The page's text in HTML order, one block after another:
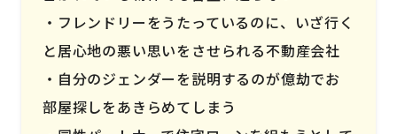
フレンドリーをうたっているのに、いざ行く
と居心地の悪い思いをさせられる不動産会社
自分のジェンダーを説明するのが億劫でお
部屋探しをあきらめてしまう